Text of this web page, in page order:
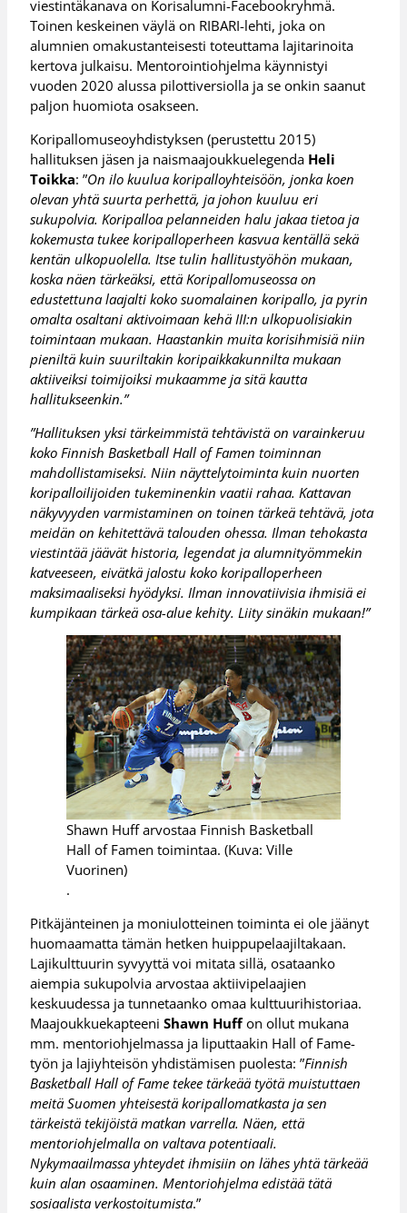
viestintäkanava on Korisalumni-Facebookryhmä.
Toinen keskeinen väylä on RIBARI-lehti, joka on
alumnien omakustanteisesti toteuttama lajitarinoita
kertova julkaisu. Mentorointiohjelma käynnistyi
vuoden 2020 alussa pilottiversiolla ja se onkin saanut
paljon huomiota osakseen.
Koripallomuseoyhdistyksen (perustettu 2015)
hallituksen jäsen ja naismaajoukkuelegenda Heli
Toikka: ”On ilo kuulua koripalloyhteisöön, jonka koen
olevan yhtä suurta perhettä, ja johon kuuluu eri
sukupolvia. Koripalloa pelanneiden halu jakaa tietoa ja
kokemusta tukee koripalloperheen kasvua kentällä sekä
kentän ulkopuolella. Itse tulin hallitustyöhön mukaan,
koska näen tärkeäksi, että Koripallomuseossa on
edustettuna laajalti koko suomalainen koripallo, ja pyrin
omalta osaltani aktivoimaan kehä III:n ulkopuolisiakin
toimintaan mukaan. Haastankin muita korisihmisiä niin
pieniltä kuin suuriltakin koripaikkakunnilta mukaan
aktiiveiksi toimijoiksi mukaamme ja sitä kautta
hallitukseenkin.”
”Hallituksen yksi tärkeimmistä tehtävistä on varainkeruu
koko Finnish Basketball Hall of Famen toiminnan
mahdollistamiseksi. Niin näyttelytoiminta kuin nuorten
koripalloilijoiden tukeminenkin vaatii rahaa. Kattavan
näkyvyyden varmistaminen on toinen tärkeä tehtävä, jota
meidän on kehitettävä talouden ohessa. Ilman tehokasta
viestintää jäävät historia, legendat ja alumnityömmekin
katveeseen, eivätkä jalostu koko koripalloperheen
maksimaaliseksi hyödyksi. Ilman innovatiivisia ihmisiä ei
kumpikaan tärkeä osa-alue kehity. Liity sinäkin mukaan!”
Shawn Huff arvostaa Finnish Basketball
Hall of Famen toimintaa. (Kuva: Ville
Vuorinen)
.
Pitkäjänteinen ja moniulotteinen toiminta ei ole jäänyt
huomaamatta tämän hetken huippupelaajiltakaan.
Lajikulttuurin syvyyttä voi mitata sillä, osataanko
aiempia sukupolvia arvostaa aktiivipelaajien
keskuudessa ja tunnetaanko omaa kulttuurihistoriaa.
MaajoukkuekapteeniShawn Huffon ollut mukana
mm. mentoriohjelmassa ja liputtaakin Hall of Fame-
työn ja lajiyhteisön yhdistämisen puolesta: ”Finnish
Basketball Hall of Fame tekee tärkeää työtä muistuttaen
meitä Suomen yhteisestä koripallomatkasta ja sen
tärkeistä tekijöistä matkan varrella. Näen, että
mentoriohjelmalla on valtava potentiaali.
Nykymaailmassa yhteydet ihmisiin on lähes yhtä tärkeää
kuin alan osaaminen. Mentoriohjelma edistää tätä
sosiaalista verkostoitumista.”